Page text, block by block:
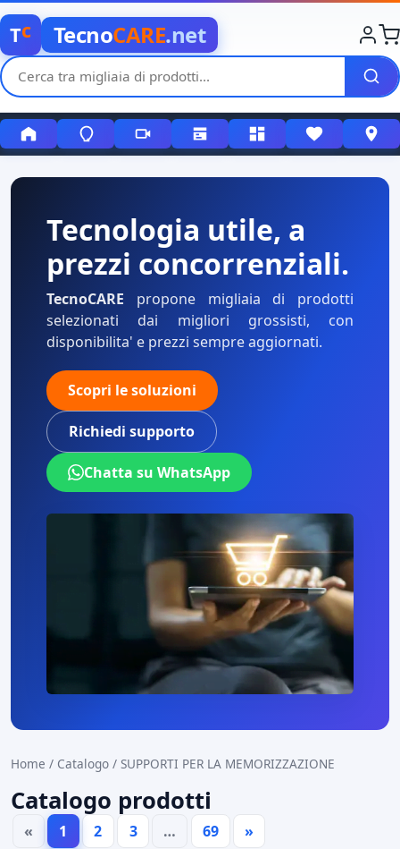
Tc TecnoCARE.net
Tecnologia utile, a
prezzi concorrenziali.
TecnoCARE propone migliaia di prodotti
selezionati dai migliori grossisti, con
disponibilita' e prezzi sempre aggiornati.
Scopri le soluzioni
Richiedi supporto
Chatta su WhatsApp
Home / Catalogo / SUPPORTI PER LA MEMORIZZAZIONE
Catalogo prodotti
« 1 2 3 … 69 »